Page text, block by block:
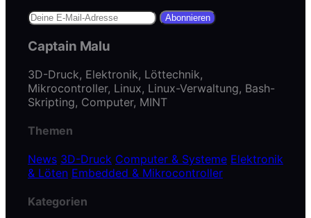
Abonnieren
Captain Malu
3D-Druck, Elektronik, Löttechnik,
Mikrocontroller, Linux, Linux-Verwaltung, Bash-
Skripting, Computer, MINT
Themen
News 3D-Druck Computer & Systeme Elektronik
& Löten Embedded & Mikrocontroller
Kategorien